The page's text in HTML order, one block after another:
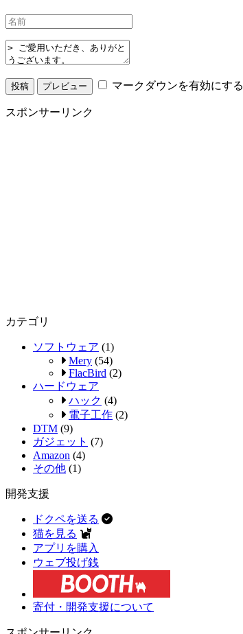
マークダウンを有効にする
スポンサーリンク
カテゴリ
ソフトウェア (1)
Mery (54)
FlacBird (2)
ハードウェア
ハック (4)
電子工作 (2)
DTM (9)
ガジェット (7)
Amazon (4)
その他 (1)
開発支援
ドクペを送る
猫を見る
アプリを購入
ウェブ投げ銭
寄付・開発支援について